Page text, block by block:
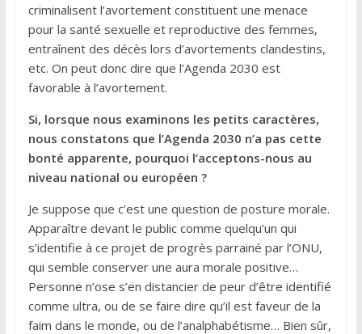
criminalisent l’avortement constituent une menace
pour la santé sexuelle et reproductive des femmes,
entraînent des décès lors d’avortements clandestins,
etc. On peut donc dire que l’Agenda 2030 est
favorable à l’avortement.
Si, lorsque nous examinons les petits caractères,
nous constatons que l’Agenda 2030 n’a pas cette
bonté apparente, pourquoi l’acceptons-nous au
niveau national ou européen ?
Je suppose que c’est une question de posture morale.
Apparaître devant le public comme quelqu’un qui
s’identifie à ce projet de progrès parrainé par l’ONU,
qui semble conserver une aura morale positive…
Personne n’ose s’en distancier de peur d’être identifié
comme ultra, ou de se faire dire qu’il est faveur de la
faim dans le monde, ou de l’analphabétisme… Bien sûr,